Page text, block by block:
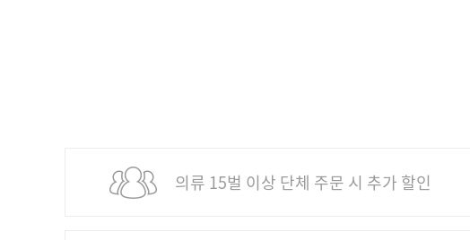
의류 15벌 이상 단체 주문 시 추가 할인